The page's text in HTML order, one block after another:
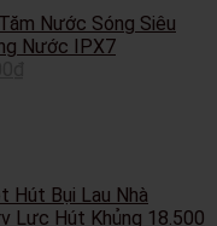
Nước Sóng Siêu
Nước IPX7
Hút Bụi Lau Nhà
Lực Hút Khủng 18.500